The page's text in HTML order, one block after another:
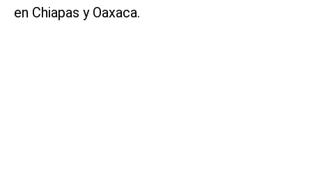
en Chiapas y Oaxaca.